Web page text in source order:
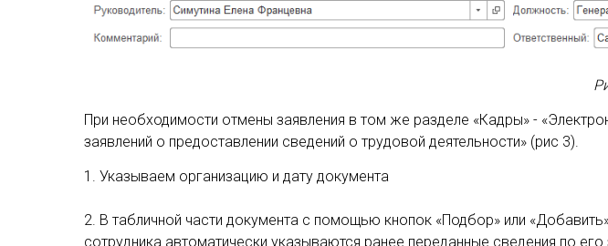
При необходимости отмены заявления в том же разделе «Кадры» -
заявлений о предоставлении сведений о трудовой деятельности» (рис 3).
1. Указываем организацию и дату документа
2. В табличной части документа с помощью кнопок «Подбор» или
сотрудника автоматически указываются ранее переданные сведения по его